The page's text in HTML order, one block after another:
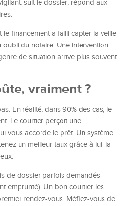
suit le dossier, répond aux
le financement a failli capter la veille
oubli du notaire. Une intervention
de situation arrive plus souvent
vraiment ?
En réalité, dans 90% des cas, le
Le courtier perçoit une
vous accorde le prêt. Un système
un meilleur taux grâce à lui, la
de dossier parfois demandés
emprunté). Un bon courtier les
rendez-vous. Méfiez-vous de